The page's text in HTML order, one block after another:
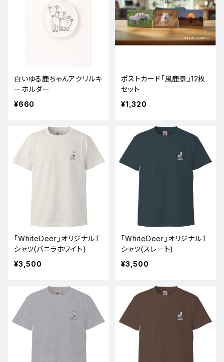
白いゆる鹿ちゃんアクリルキ
ーホルダー
¥660
ポストカード「風鹿景」12枚
セット
¥1,320
「WhiteDeer」オリジナルT
シャツ(バニラホワイト)
¥3,500
「WhiteDeer」オリジナルT
シャツ(スレート)
¥3,500